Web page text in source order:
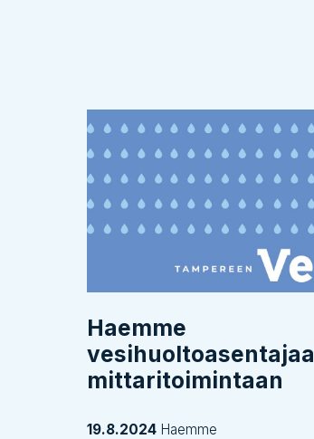
Haemme
vesihuoltoasentajaa
mittaritoimintaan
19.8.2024 Haemme